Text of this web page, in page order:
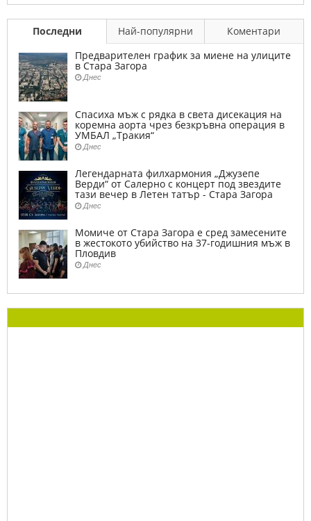
Последни Най-популярни
Коментари
Предварителен график за миене на улиците
в Стара Загора
Днес
Спасиха мъж с рядка в света дисекация на
коремна аорта чрез безкръвна операция в
УМБАЛ „Тракия“
Днес
Легендарната филхармония „Джузепе
Верди“ от Салерно с концерт под звездите
тази вечер в Летен татър - Стара Загора
Днес
Момиче от Стара Загора е сред замесените
в жестокото убийство на 37-годишния мъж в
Пловдив
Днес